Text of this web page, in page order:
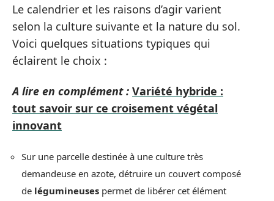
Le calendrier et les raisons d’agir varient
selon la culture suivante et la nature du sol.
Voici quelques situations typiques qui
éclairent le choix :
A lire en complément : Variété hybride :
tout savoir sur ce croisement végétal
innovant
Sur une parcelle destinée à une culture très
demandeuse en azote, détruire un couvert composé
de légumineuses permet de libérer cet élément